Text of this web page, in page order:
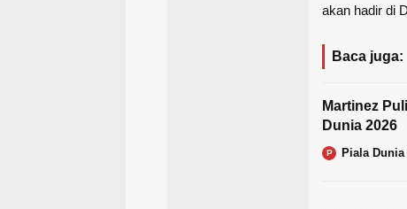
akan hadir di
Baca juga:
Martinez
Dunia 2026
P Piala Dunia